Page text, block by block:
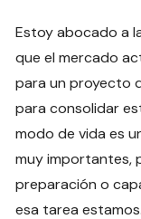
Estoy abocado a
que el mercado
para un proyecto
para consolidar
modo de vida es
muy importantes,
preparación o
esa tarea estamos.